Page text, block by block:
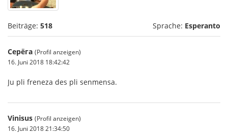
Beiträge: 518 Sprache: Esperanto
Серёга (Profil anzeigen)
16. Juni 2018 18:42:42
Ju pli freneza des pli senmensa.
Vinisus (Profil anzeigen)
16. Juni 2018 21:34:50